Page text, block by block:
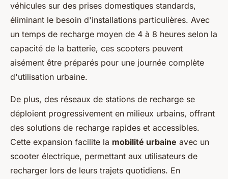
véhicules sur des prises domestiques standards,
éliminant le besoin d'installations particulières. Avec
un temps de recharge moyen de 4 à 8 heures selon la
capacité de la batterie, ces scooters peuvent
aisément être préparés pour une journée complète
d'utilisation urbaine.
De plus, des réseaux de stations de recharge se
déploient progressivement en milieux urbains, offrant
des solutions de recharge rapides et accessibles.
Cette expansion facilite la mobilité urbaine avec un
scooter électrique, permettant aux utilisateurs de
recharger lors de leurs trajets quotidiens. En